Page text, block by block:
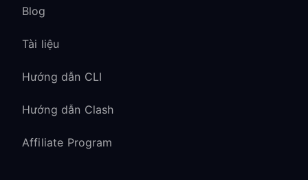
Blog
Tài liệu
Hướng dẫn CLI
Hướng dẫn Clash
Affiliate Program